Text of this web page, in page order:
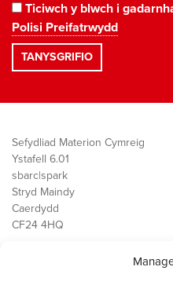
Ticiwch y blwch i
Polisi Preifatrwydd
Sefydliad Materion Cymreig
Ystafell 6.01
sbarc|spark
Stryd Maindy
Caerdydd
CF24 4HQ